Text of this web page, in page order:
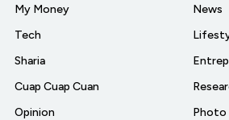
My Money
Tech
Sharia
Cuap Cuap Cuan
Opinion
News
Photo